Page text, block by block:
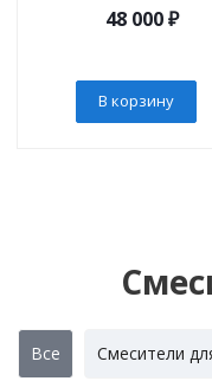
48 000₽
В корзину
Все Смесители